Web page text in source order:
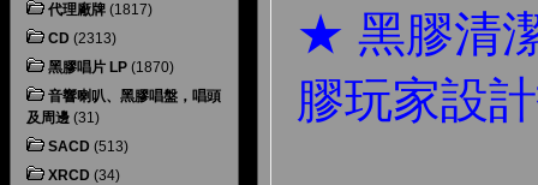
代理廠牌 (1817)
CD (2313)
黑膠唱片 LP (1870)
音響喇叭、黑膠唱盤，唱頭
及周邊 (31)
SACD (513)
XRCD (34)
★ 黑膠清
膠玩家設